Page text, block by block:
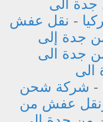
الى
- نقل عفش
جدة إلى
جدة الى
- شركة شحن
عفش من